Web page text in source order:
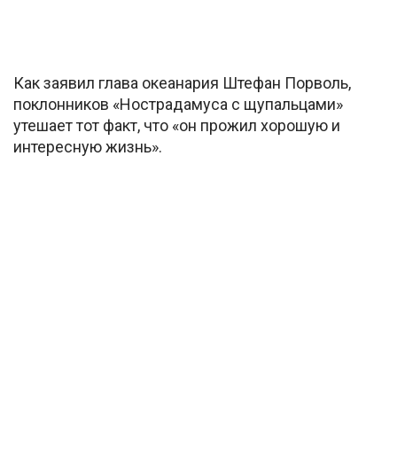
Как заявил глава океанария Штефан Порволь,
поклонников «Нострадамуса с щупальцами»
утешает тот факт, что «он прожил хорошую и
интересную жизнь».